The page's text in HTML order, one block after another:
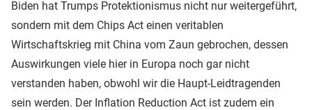
Biden hat Trumps Protektionismus nicht nur weitergeführt,
sondern mit dem Chips Act einen veritablen
Wirtschaftskrieg mit China vom Zaun gebrochen, dessen
Auswirkungen viele hier in Europa noch gar nicht
verstanden haben, obwohl wir die Haupt-Leidtragenden
sein werden. Der Inflation Reduction Act ist zudem ein